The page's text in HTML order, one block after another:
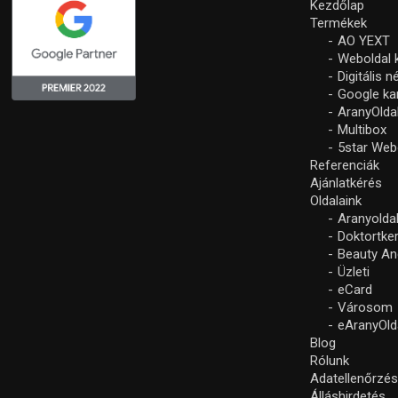
Kezdőlap
Termékek
AO YEXT
Weboldal
Digitális
Google
Multibox
5star
Referenciák
Ajánlatkérés
Oldalaink
Beauty
Üzleti
eCard
Városom
Blog
Rólunk
Adatellenőrzés